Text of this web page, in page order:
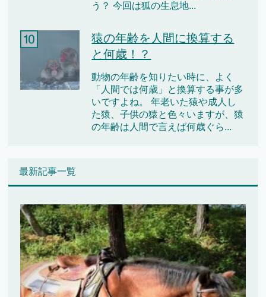
う？ 今回は狐の生息地...
猿の年齢を人間に換算する
と何歳！？
動物の年齢を知りたい時に、よく
「人間では何歳」と換算する事が多
いですよね。 年老いた猿や成人し
た猿、子供の猿と色々いますが、猿
の年齢は人間で言えば何歳ぐら...
最新記事一覧